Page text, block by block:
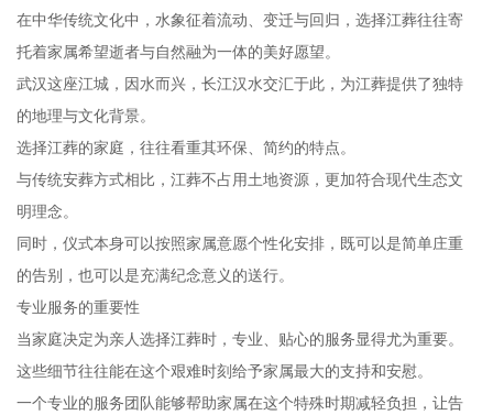
在中华传统文化中，水象征着流动、变迁与回归，选择江葬往往寄
托着家属希望逝者与自然融为一体的美好愿望。
武汉这座江城，因水而兴，长江汉水交汇于此，为江葬提供了独特
的地理与文化背景。
选择江葬的家庭，往往看重其环保、简约的特点。
与传统安葬方式相比，江葬不占用土地资源，更加符合现代生态文
明理念。
同时，仪式本身可以按照家属意愿个性化安排，既可以是简单庄重
的告别，也可以是充满纪念意义的送行。
专业服务的重要性
当家庭决定为亲人选择江葬时，专业、贴心的服务显得尤为重要。
这些细节往往能在这个艰难时刻给予家属最大的支持和安慰。
一个专业的服务团队能够帮助家属在这个特殊时期减轻负担，让告